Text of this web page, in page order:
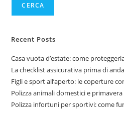
CERCA
Recent Posts
Casa vuota d’estate: come
La checklist assicurativa prima di
Figli e sport all’aperto: le coperture
Polizza animali domestici e primavera
Polizza infortuni per sportivi: come